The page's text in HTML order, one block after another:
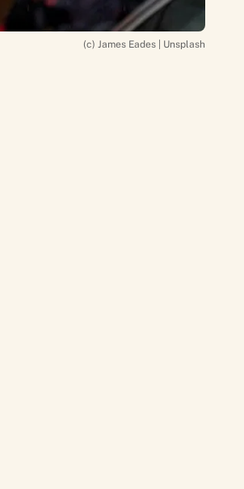
(c) James Eades | Unsplash